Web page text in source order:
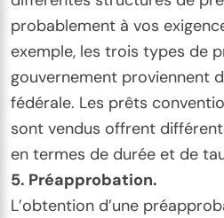
probablement à vos
exemple, les trois types de
gouvernement proviennent
fédérale. Les prêts
sont vendus offrent
en termes de durée et de
5. Préapprobation.
L’obtention d’une